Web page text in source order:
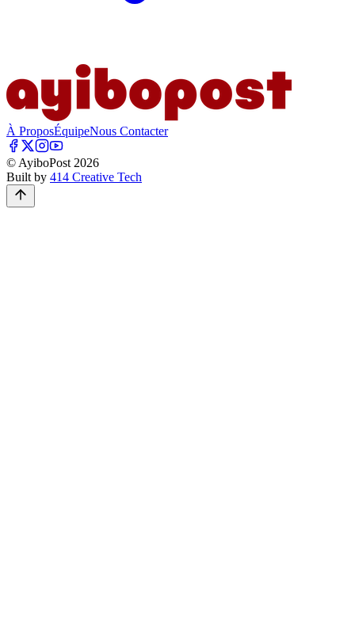
À ProposÉquipeNous Contacter
© AyiboPost 2026
Built by 414 Creative Tech